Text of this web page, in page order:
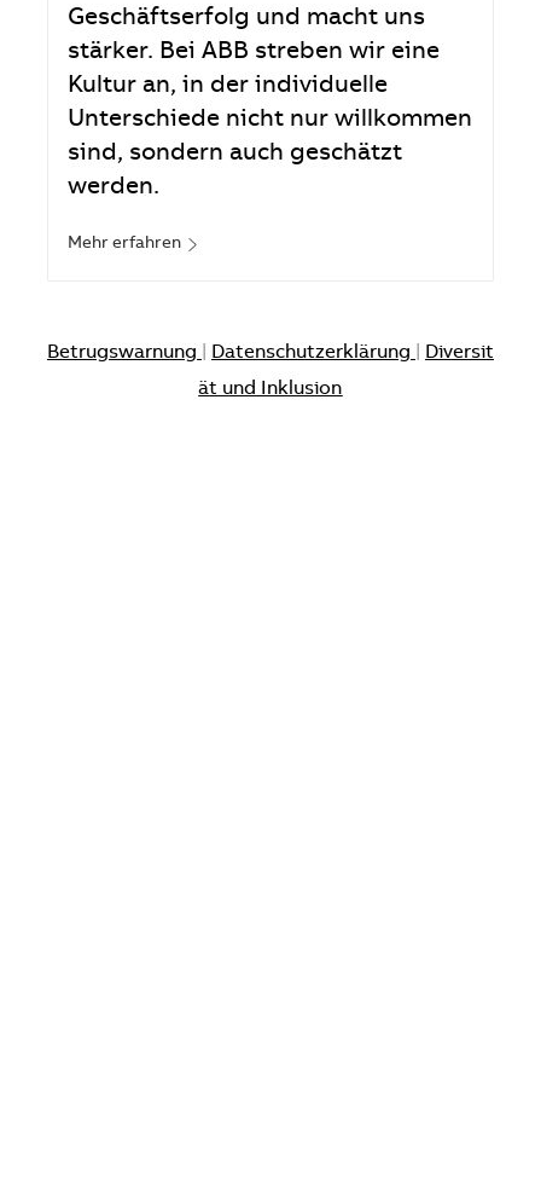
Geschäftserfolg und macht uns
stärker. Bei ABB streben wir eine
Kultur an, in der individuelle
Unterschiede nicht nur willkommen
sind, sondern auch geschätzt
werden.
Mehr erfahren
Betrugswarnung Datenschutzerklärung
Diversit
ät und Inklusion